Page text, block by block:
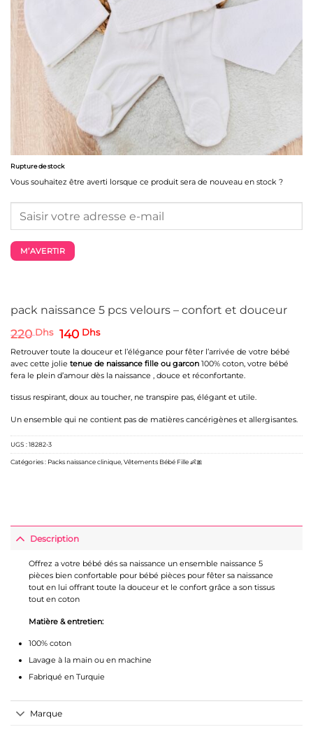
pack naissance 5 pcs velours – confort et douceur
220Dhs Le
prix
initial
était :
220 Dhs.
140 DhsLe
actuel
est :
140 Dhs.
Retrouver toute la douceur et l’élégance pour fêter l’arrivée de votre bébé
avec cette jolie tenue de naissance fille ou garcon 100% coton, votre bébé
fera le plein d’amour dès la naissance , douce et réconfortante.
tissus respirant, doux au toucher, ne transpire pas, élégant et utile.
Un ensemble qui ne contient pas de matières cancérigènes et allergisantes.
Rupture de stock
Vous souhaitez être averti lorsque ce produit sera de nouveau en stock ?
M’AVERTIR
UGS :18282-3
Catégories : Packs naissance clinique Vêtements Bébé Fille 👶🎀
Description
Offrez a votre bébé dés sa naissance un ensemble naissance 5
pièces bien confortable pour bébé pièces pour fêter sa naissance
tout en lui offrant toute la douceur et le confort grâce a son tissus
tout en coton
Matière & entretien:
100% coton
Lavage à la main ou en machine
Fabriqué en Turquie
Marque